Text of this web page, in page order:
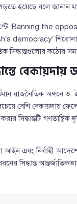
হয়েছে বলে জানান
‘Banning the
democracy’
সিদ্ধান্তগুলোর কঠোর
রাজনৈতিক অঙ্গনে ড.
বেশি বেকায়দায়
সিদ্ধান্তটি
আইন এবং নির্বাহী
সিদ্ধান্ত